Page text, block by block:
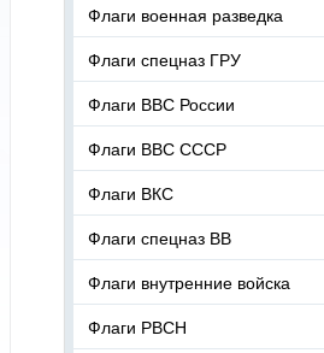
Флаги военная разведка
Флаги спецназ ГРУ
Флаги ВВС России
Флаги ВВС СССР
Флаги ВКС
Флаги спецназ ВВ
Флаги внутренние войска
Флаги РВСН